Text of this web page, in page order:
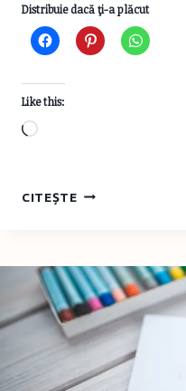
Distribuie dacă ţi-a plăcut
Like this:
Loading…
CITEȘTEEXTRASE
ELIZA